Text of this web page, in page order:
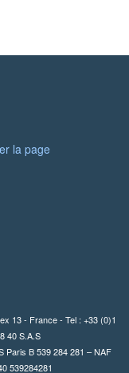
la page
13 - France - Tel : +33 (0)1
40 S.A.S
Paris B 539 284 281 – NAF
539284281